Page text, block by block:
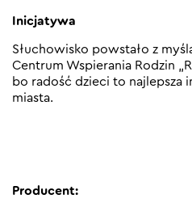
Inicjatywa
Słuchowisko powstało z
Centrum Wspierania Rodzin
bo radość dzieci to najlepsza
miasta.
Producent: